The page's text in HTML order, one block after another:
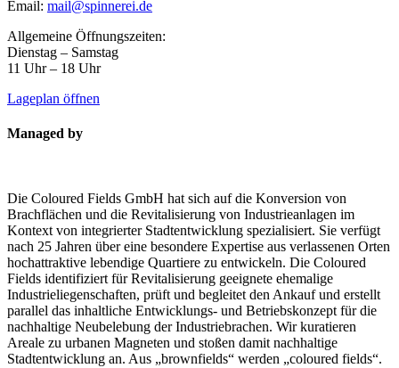
Email: mail@spinnerei.de
Allgemeine Öffnungszeiten:
Dienstag – Samstag
11 Uhr – 18 Uhr
Lageplan öffnen
Managed by
Die Coloured Fields GmbH hat sich auf die Konversion von
Brachflächen und die Revitalisierung von Industrieanlagen im
Kontext von integrierter Stadtentwicklung spezialisiert. Sie verfügt
nach 25 Jahren über eine besondere Expertise aus verlassenen Orten
hochattraktive lebendige Quartiere zu entwickeln. Die Coloured
Fields identifiziert für Revitalisierung geeignete ehemalige
Industrieliegenschaften, prüft und begleitet den Ankauf und erstellt
parallel das inhaltliche Entwicklungs- und Betriebskonzept für die
nachhaltige Neubelebung der Industriebrachen. Wir kuratieren
Areale zu urbanen Magneten und stoßen damit nachhaltige
Stadtentwicklung an. Aus „brownfields“ werden „coloured fields“.